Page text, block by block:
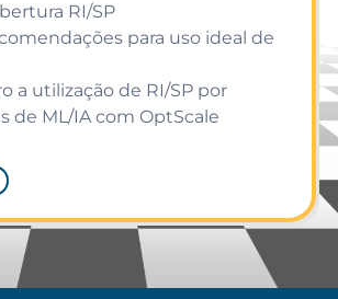
RI/SP
para uso ideal de
a utilização de RI/SP por
de ML/IA com OptScale